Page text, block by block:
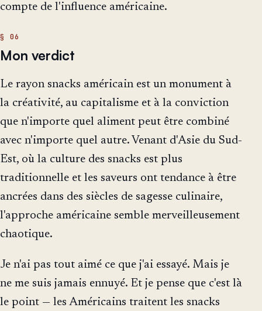
compte de l'influence américaine.
Mon verdict
Le rayon snacks américain est un monument à
la créativité, au capitalisme et à la conviction
que n'importe quel aliment peut être combiné
avec n'importe quel autre. Venant d'Asie du Sud-
Est, où la culture des snacks est plus
traditionnelle et les saveurs ont tendance à être
ancrées dans des siècles de sagesse culinaire,
l'approche américaine semble merveilleusement
chaotique.
Je n'ai pas tout aimé ce que j'ai essayé. Mais je
ne me suis jamais ennuyé. Et je pense que c'est là
le point — les Américains traitent les snacks